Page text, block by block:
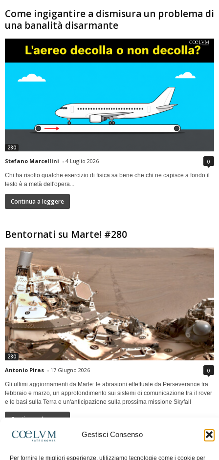
Gestisci Consenso
Per fornire le migliori esperienze, utilizziamo tecnologie come i cookie per
Come ingigantire a dismisura un problema di
una banalità disarmante
280
Stefano Marcellini - 4 Luglio 2026 0
Chi ha risolto qualche esercizio di fisica sa bene che chi ne capisce a fondo il
testo è a metà dell'opera...
Continua a leggere
Bentornati su Marte! #280
280
Antonio Piras - 17 Giugno 2026 0
Gli ultimi aggiornamenti da Marte: le abrasioni effettuate da Perseverance tra
febbraio e marzo, un approfondimento sui sistemi di comunicazione tra il rover
e le basi sulla Terra e un'anticipazione sulla prossima missione Skyfall
Continua a leggere